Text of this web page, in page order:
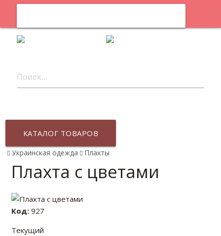
КАТАЛОГ ТОВАРОВ
Украинская одежда Плахты
Плахта с цветами
Код:927
Текущий